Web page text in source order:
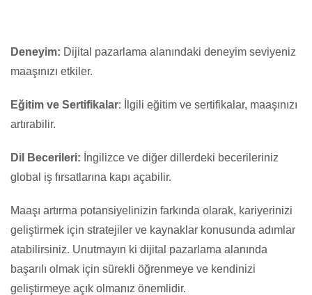
Deneyim: Dijital pazarlama alanındaki deneyim seviyeniz
maaşınızı etkiler.
Eğitim ve Sertifikalar: İlgili eğitim ve sertifikalar, maaşınızı
artırabilir.
Dil Becerileri: İngilizce ve diğer dillerdeki becerileriniz
global iş fırsatlarına kapı açabilir.
Maaşı artırma potansiyelinizin farkında olarak, kariyerinizi
geliştirmek için stratejiler ve kaynaklar konusunda adımlar
atabilirsiniz. Unutmayın ki dijital pazarlama alanında
başarılı olmak için sürekli öğrenmeye ve kendinizi
geliştirmeye açık olmanız önemlidir.